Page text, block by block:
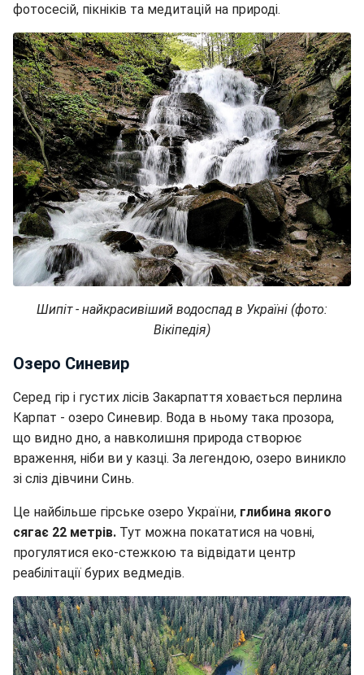
фотосесій, пікніків та медитацій на природі.
Шипіт - найкрасивіший водоспад в Україні (фото:
Вікіпедія)
Озеро Синевир
Серед гір і густих лісів Закарпаття ховається перлина
Карпат - озеро Синевир. Вода в ньому така прозора,
що видно дно, а навколишня природа створює
враження, ніби ви у казці. За легендою, озеро виникло
зі сліз дівчини Синь.
Це найбільше гірське озеро України, глибина якого
сягає 22 метрів. Тут можна покататися на човні,
прогулятися еко-стежкою та відвідати центр
реабілітації бурих ведмедів.